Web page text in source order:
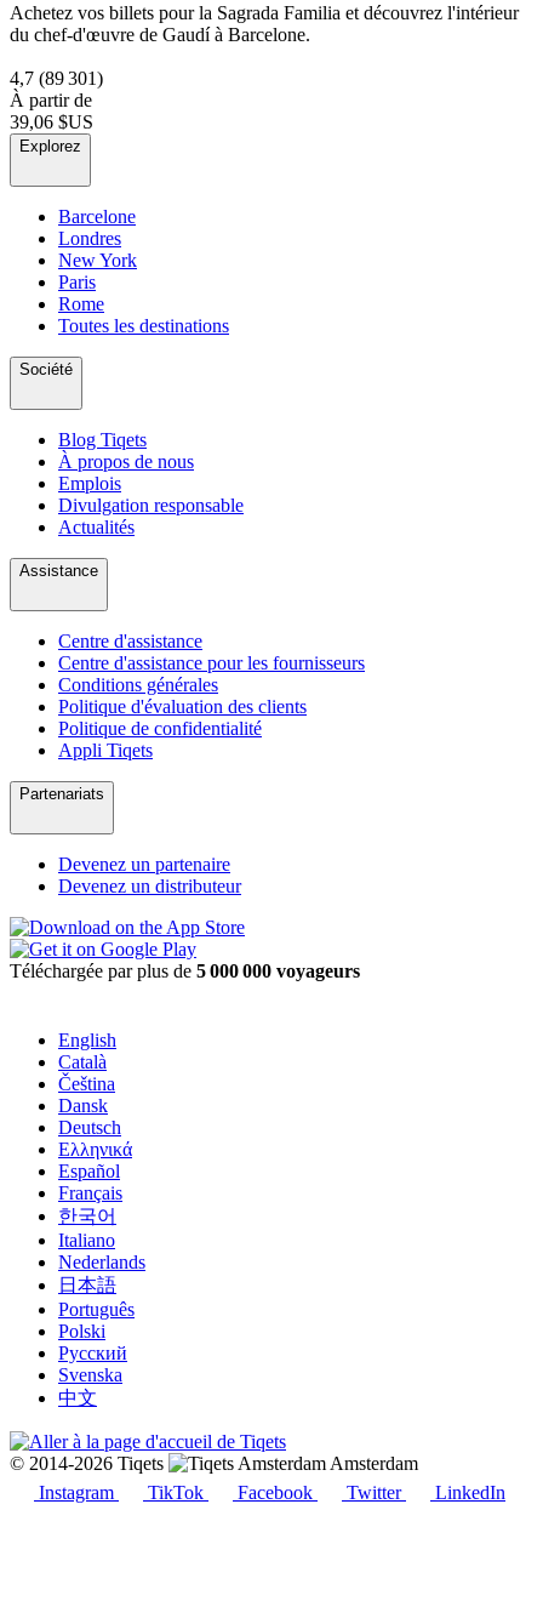
Achetez vos billets pour la Sagrada Familia et découvrez l'intérieur
du chef-d'œuvre de Gaudí à Barcelone.
4,7 (89 301)
À partir de
39,06 $US
Explorez
Barcelone
Londres
New York
Paris
Rome
Toutes les destinations
Société
Blog Tiqets
À propos de nous
Emplois
Divulgation responsable
Actualités
Assistance
Centre d'assistance
Centre d'assistance pour les fournisseurs
Conditions générales
Politique d'évaluation des clients
Politique de confidentialité
Appli Tiqets
Partenariats
Devenez un partenaire
Devenez un distributeur
Téléchargée par plus de 5 000 000 voyageurs
English
Català
Čeština
Dansk
Deutsch
Ελληνικά
Español
Français
한국어
Italiano
Nederlands
日本語
Português
Polski
Русский
Svenska
中文
© 2014-2026 Tiqets
Amsterdam
Instagram
TikTok Facebook Twitter LinkedIn